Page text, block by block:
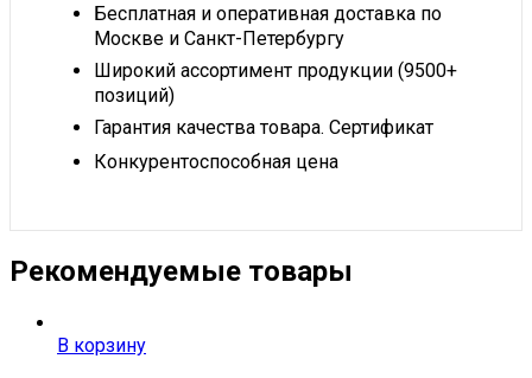
Бесплатная и оперативная доставка по
Москве и Санкт-Петербургу
Широкий ассортимент продукции (9500+
позиций)
Гарантия качества товара. Сертификат
Конкурентоспособная цена
Рекомендуемые товары
В корзину